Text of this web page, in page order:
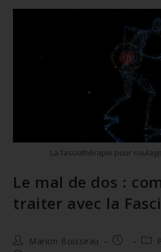
La fasciathérapie pour
Le mal de dos :
traiter avec la
Marion Boisseau